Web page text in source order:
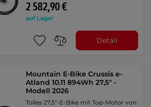
2 582,90 €
auf Lager
Detail
Mountain E-Bike Crussis e-
Atland 10.11 894Wh 27,5" -
Modell 2026
Tolles 27,5"-E-Bike mit Top-Motor von